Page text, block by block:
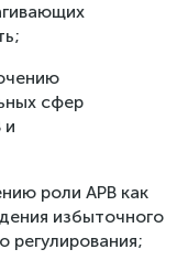
сфер
и
роли АРВ как
избыточного
регулирования;